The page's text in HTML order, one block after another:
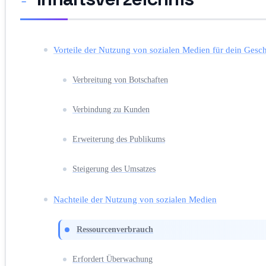
Vorteile der Nutzung von sozialen Medien für dein
Verbreitung von Botschaften
Verbindung zu Kunden
Erweiterung des Publikums
Steigerung des Umsatzes
Nachteile der Nutzung von sozialen Medien
Ressourcenverbrauch
Erfordert Überwachung